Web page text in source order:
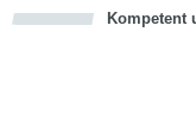
Kompetent